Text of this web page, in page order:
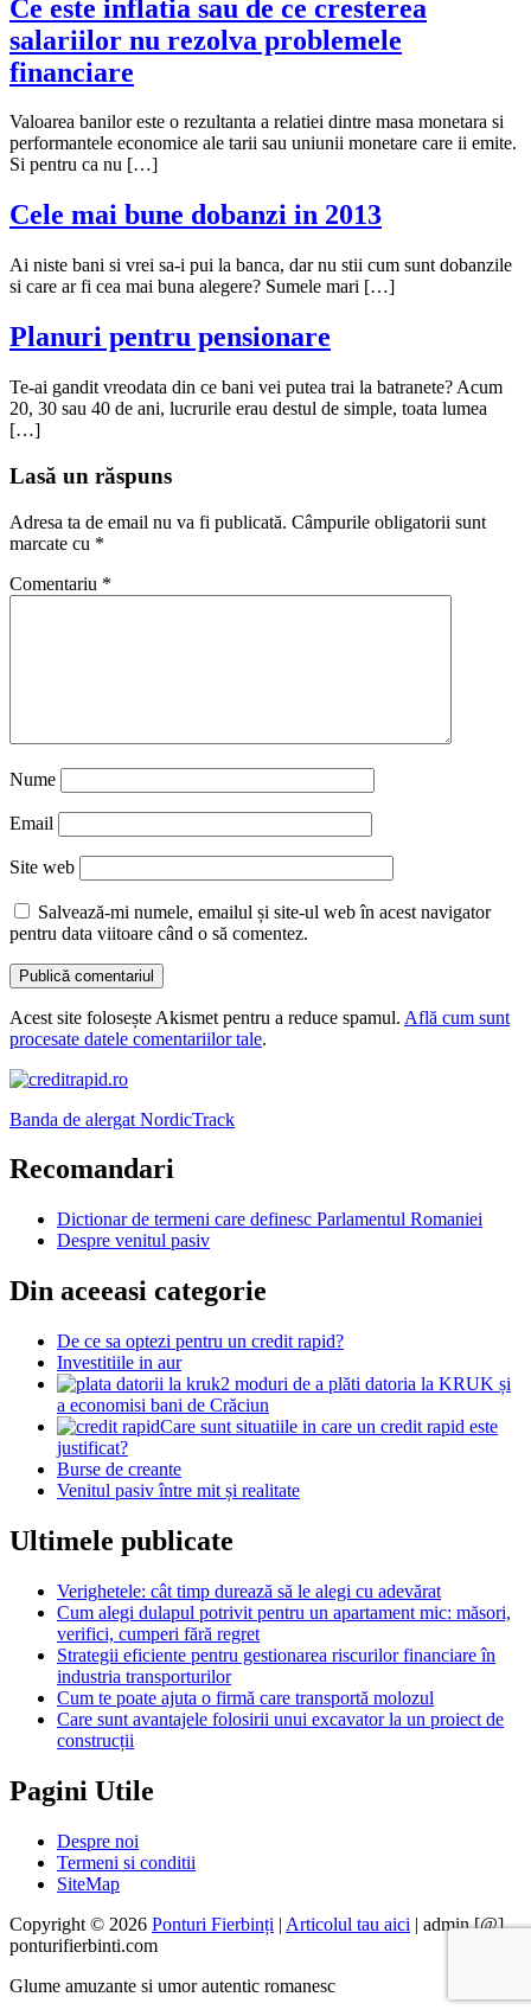
Ce este inflatia sau de ce cresterea
salariilor nu rezolva problemele
financiare
Valoarea banilor este o rezultanta a relatiei dintre masa monetara si
performantele economice ale tarii sau uniunii monetare care ii emite.
Si pentru ca nu […]
Cele mai bune dobanzi in 2013
Ai niste bani si vrei sa-i pui la banca, dar nu stii cum sunt dobanzile
si care ar fi cea mai buna alegere? Sumele mari […]
Planuri pentru pensionare
Te-ai gandit vreodata din ce bani vei putea trai la batranete? Acum
20, 30 sau 40 de ani, lucrurile erau destul de simple, toata lumea
[…]
Lasă un răspuns
Adresa ta de email nu va fi publicată. Câmpurile obligatorii sunt
marcate cu *
Comentariu *
Nume
Email
Site web
Salvează-mi numele, emailul și site-ul web în acest navigator
pentru data viitoare când o să comentez.
Acest site folosește Akismet pentru a reduce spamul. Află cum sunt
procesate datele comentariilor tale.
Banda de alergat NordicTrack
Recomandari
Dictionar de termeni care definesc Parlamentul Romaniei
Despre venitul pasiv
Din aceeasi categorie
De ce sa optezi pentru un credit rapid?
Investitiile in aur
2 moduri de a plăti datoria la KRUK și
a economisi bani de Crăciun
Care sunt situatiile in care un credit rapid este
justificat?
Burse de creante
Venitul pasiv între mit și realitate
Ultimele publicate
Verighetele: cât timp durează să le alegi cu adevărat
Cum alegi dulapul potrivit pentru un apartament mic: măsori,
verifici, cumperi fără regret
Strategii eficiente pentru gestionarea riscurilor financiare în
industria transporturilor
Cum te poate ajuta o firmă care transportă molozul
Care sunt avantajele folosirii unui excavator la un proiect de
construcții
Pagini Utile
Despre noi
Termeni si conditii
SiteMap
Copyright © 2026 Ponturi Fierbinți | Articolul tau aici | admin [@]
ponturifierbinti.com
Glume amuzante si umor autentic romanesc